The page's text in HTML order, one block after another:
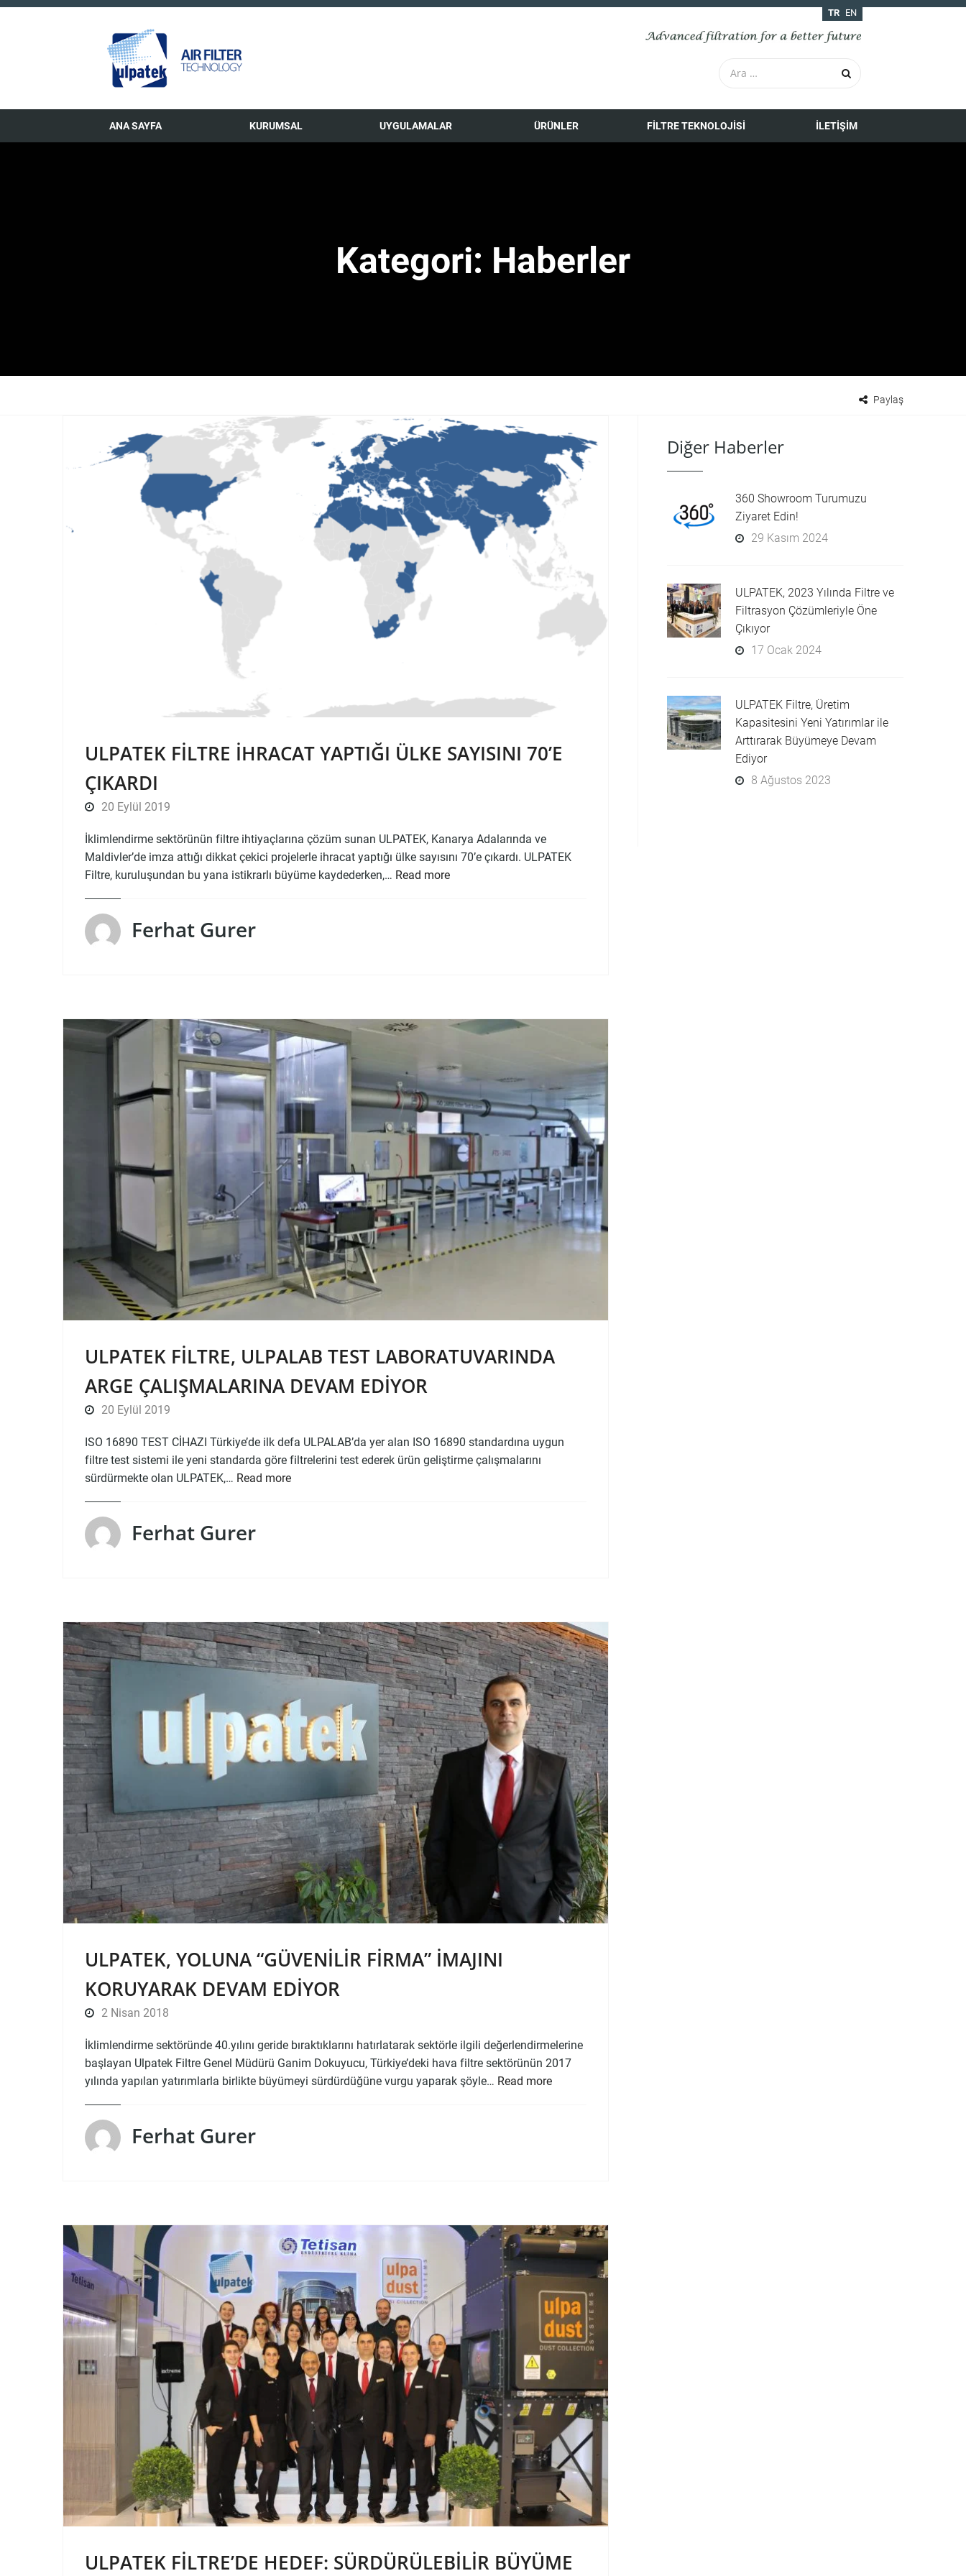
TR EN
ANA SAYFA KURUMSAL UYGULAMALAR ÜRÜNLER FILTRE TEKNOLOJISI İLETIŞIM
Kategori: Haberler
Paylaş
ULPATEK FILTRE IHRACAT YAPTIĞI ÜLKE SAYISINI 70’E
ÇIKARDI
20 Eylül 2019
İklimlendirme sektörünün filtre ihtiyaçlarına çözüm sunan ULPATEK, Kanarya Adalarında ve
Maldivler’de imza attığı dikkat çekici projelerle ihracat yaptığı ülke sayısını 70’e çıkardı. ULPATEK
Filtre, kuruluşundan bu yana istikrarlı büyüme kaydederken,… Read more
Ferhat Gurer
ULPATEK FILTRE, ULPALAB TEST LABORATUVARINDA
ARGE ÇALIŞMALARINA DEVAM EDIYOR
20 Eylül 2019
ISO 16890 TEST CİHAZI Türkiye’de ilk defa ULPALAB’da yer alan ISO 16890 standardına uygun
filtre test sistemi ile yeni standarda göre filtrelerini test ederek ürün geliştirme çalışmalarını
sürdürmekte olan ULPATEK,… Read more
Ferhat Gurer
ULPATEK, YOLUNA “GÜVENILIR FIRMA” IMAJINI
KORUYARAK DEVAM EDIYOR
2 Nisan 2018
İklimlendirme sektöründe 40.yılını geride bıraktıklarını hatırlatarak sektörle ilgili değerlendirmelerine
başlayan Ulpatek Filtre Genel Müdürü Ganim Dokuyucu, Türkiye’deki hava filtre sektörünün 2017
yılında yapılan yatırımlarla birlikte büyümeyi sürdürdüğüne vurgu yaparak şöyle… Read more
Ferhat Gurer
ULPATEK FILTRE’DE HEDEF: SÜRDÜRÜLEBILIR BÜYÜME
Diğer Haberler
360 Showroom Turumuzu
Ziyaret Edin!
29 Kasım 2024
ULPATEK, 2023 Yılında Filtre ve
Filtrasyon Çözümleriyle Öne
Çıkıyor
17 Ocak 2024
ULPATEK Filtre, Üretim
Kapasitesini Yeni Yatırımlar ile
Arttırarak Büyümeye Devam
Ediyor
8 Ağustos 2023